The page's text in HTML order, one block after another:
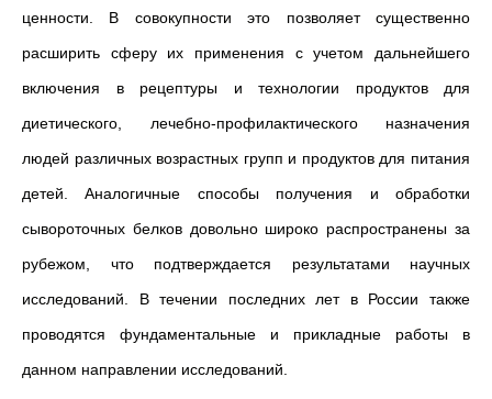
ценности. В совокупности это позволяет существенно
расширить сферу их применения с учетом дальнейшего
включения в рецептуры и технологии продуктов для
диетического, лечебно-профилактического назначения
людей различных возрастных групп и продуктов для питания
детей. Аналогичные способы получения и обработки
сывороточных белков довольно широко распространены за
рубежом, что подтверждается результатами научных
исследований. В течении последних лет в России также
проводятся фундаментальные и прикладные работы в
данном направлении исследований.